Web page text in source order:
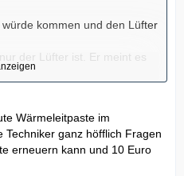
kommen und den Lüfter
der Lüfter ist. Er meint es
läuft zahle ich umsonst.
ich noch 23 Tage-Vor-Ort-
Wärmeleitpaste im
ganz höfflich Fragen
erneuern kann und 10 Euro